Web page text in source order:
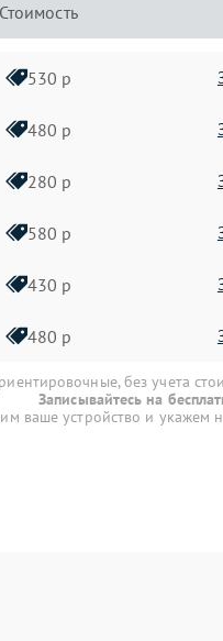
Стоимость
530 р
480 р
280 р
580 р
430 р
480 р
без учета
Записывайтесь на
ваше устройство и укажем